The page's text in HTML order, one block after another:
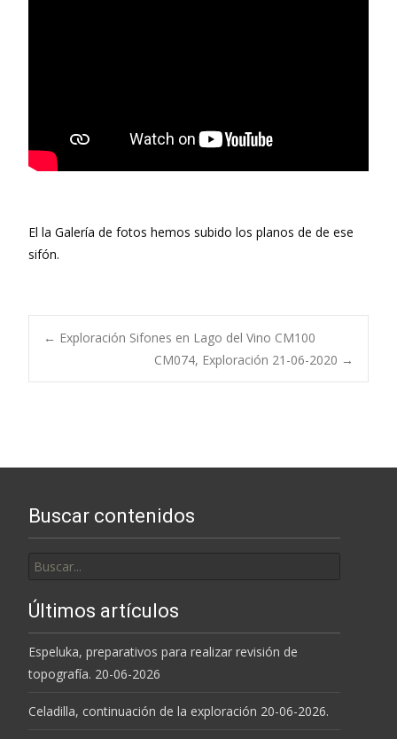
El la Galería de fotos hemos subido los planos de de ese
sifón.
Navegación
entradas
← Exploración Sifones en Lago del Vino CM100
CM074, Exploración 21-06-2020 →
Buscar contenidos
por:
Últimos artículos
Espeluka, preparativos para realizar revisión de
topografía. 20-06-2026
Celadilla, continuación de la exploración 20-06-2026.